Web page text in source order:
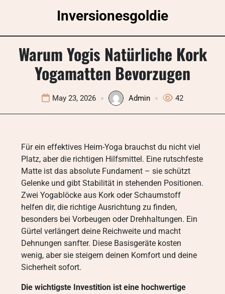
Inversionesgoldie
Warum Yogis Natürliche Kork
Yogamatten Bevorzugen
May 23, 2026 Admin 42
Für ein effektives Heim-Yoga brauchst du nicht viel
Platz, aber die richtigen Hilfsmittel. Eine rutschfeste
Matte ist das absolute Fundament – sie schützt
Gelenke und gibt Stabilität in stehenden Positionen.
Zwei Yogablöcke aus Kork oder Schaumstoff
helfen dir, die richtige Ausrichtung zu finden,
besonders bei Vorbeugen oder Drehhaltungen. Ein
Gürtel verlängert deine Reichweite und macht
Dehnungen sanfter. Diese Basisgeräte kosten
wenig, aber sie steigern deinen Komfort und deine
Sicherheit sofort.
Die wichtigste Investition ist eine hochwertige